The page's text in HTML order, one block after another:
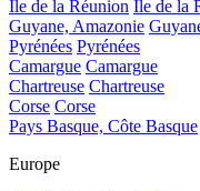
Île de la Réunion Île de la
Guyane, Amazonie
Pyrénées Pyrénées
Camargue Camargue
Chartreuse Chartreuse
Corse Corse
Pays Basque, Côte Basque
Europe